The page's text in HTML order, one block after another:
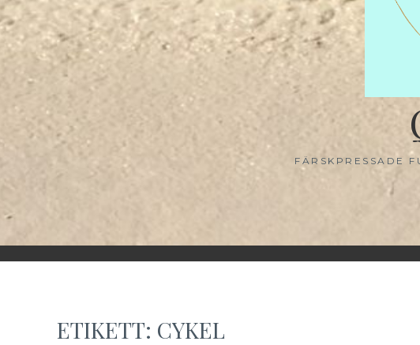
FÄRSKPRESSADE
ETIKETT: CYKEL